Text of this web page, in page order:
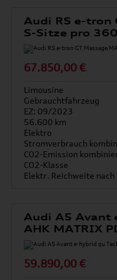
Audi RS e-tron
S-Sitze pro
67.850,00 €
Limousine
Gebrauchtfahrzeug
EZ: 09/2023
56.600 km
Elektro
Stromverbrauch
CO2-Emission
CO2-Klasse
Audi A5 Avant
AHK MATRIX
59.890,00 €